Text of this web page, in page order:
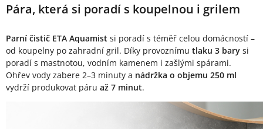
Pára, která si poradí s koupelnou i grilem
Parní čistič ETA Aquamist si poradí s téměř celou domácností –
od koupelny po zahradní gril. Díky provoznímu tlaku 3 bary si
poradí s mastnotou, vodním kamenem i zašlými spárami.
Ohřev vody zabere 2–3 minuty a nádržka o objemu 250 ml
vydrží produkovat páru až 7 minut.